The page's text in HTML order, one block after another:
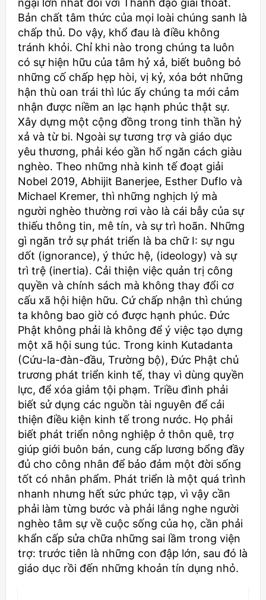
ngại lớn nhất đối với Thánh đạo giải thoát.
Bản chất tâm thức của mọi loài chúng sanh là
chấp thủ. Do vậy, khổ đau là điều không
tránh khỏi. Chỉ khi nào trong chúng ta luôn
có sự hiện hữu của tâm hỷ xả, biết buông bỏ
những cố chấp hẹp hòi, vị kỷ, xóa bớt những
hận thù oan trái thì lúc ấy chúng ta mới cảm
nhận được niềm an lạc hạnh phúc thật sự.
Xây dựng một cộng đồng trong tinh thần hỷ
xả và từ bi. Ngoài sự tương trợ và giáo dục
yêu thương, phải kéo gần hố ngăn cách giàu
nghèo. Theo những nhà kinh tế đoạt giải
Nobel 2019, Abhijit Banerjee, Esther Duflo và
Michael Kremer, thì những nghịch lý mà
người nghèo thường rơi vào là cái bẫy của sự
thiếu thông tin, mê tín, và sự trì hoãn. Những
gì ngăn trở sự phát triển là ba chữ I: sự ngu
dốt (ignorance), ý thức hệ, (ideology) và sự
trì trệ (inertia). Cải thiện việc quản trị công
quyền và chính sách mà không thay đổi cơ
cấu xã hội hiện hữu. Cứ chấp nhận thì chúng
ta không bao giờ có được hạnh phúc. Đức
Phật không phải là không để ý việc tạo dựng
một xã hội sung túc. Trong kinh Kutadanta
(Cứu-la-đàn-đầu, Trường bộ), Ðức Phật chủ
trương phát triển kinh tế, thay vì dùng quyền
lực, để xóa giảm tội phạm. Triều đình phải
biết sử dụng các nguồn tài nguyên để cải
thiện điều kiện kinh tế trong nước. Họ phải
biết phát triển nông nghiệp ở thôn quê, trợ
giúp giới buôn bán, cung cấp lương bổng đầy
đủ cho công nhân để bảo đảm một đời sống
tốt có nhân phẩm. Phát triển là một quá trình
nhanh nhưng hết sức phức tạp, vì vậy cần
phải làm từng bước và phải lắng nghe người
nghèo tâm sự về cuộc sống của họ, cần phải
khẩn cấp sửa chữa những sai lầm trong viện
trợ: trước tiên là những con đập lớn, sau đó là
giáo dục rồi đến những khoản tín dụng nhỏ.